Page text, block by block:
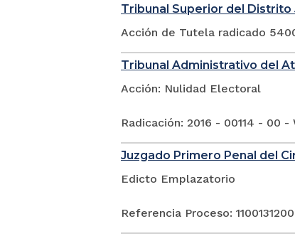
Tribunal Superior del Distrito
Acción de Tutela radicado
Tribunal Administrativo del
Acción: Nulidad Electoral
Radicación: 2016 - 00114 - 00
Juzgado Primero Penal del
Edicto Emplazatorio
Referencia Proceso: